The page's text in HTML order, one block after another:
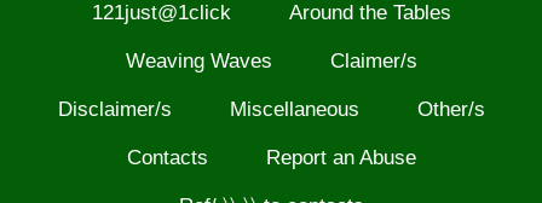
121just@1click Around the Tables
Weaving Waves Claimer/s
Disclaimer/s Miscellaneous Other/s
Contacts Report an Abuse